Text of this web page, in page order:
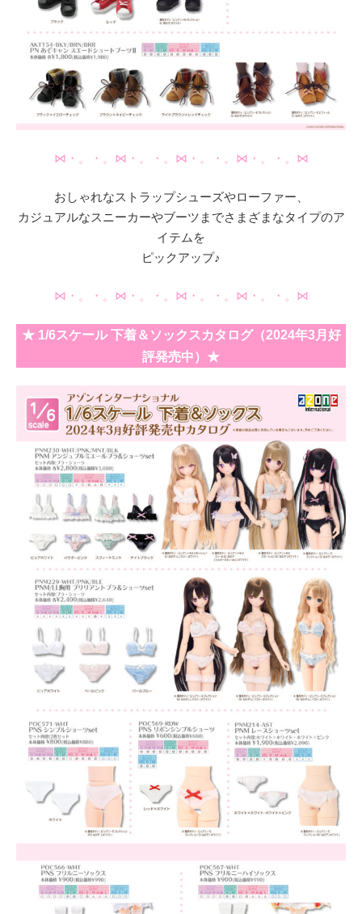
⋈・。・。⋈・。・。⋈・。・。⋈・。・。⋈
おしゃれなストラップシューズやローファー、
カジュアルなスニーカーやブーツまでさまざまなタイプのア
イテムを
ピックアップ♪
⋈・。・。⋈・。・。⋈・。・。⋈・。・。⋈
★ 1/6スケール 下着＆ソックスカタログ（2024年3月好
評発売中）★